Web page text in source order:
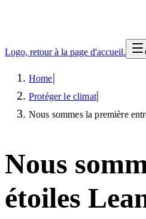
Logo, retour à la page d'accueil.
Home|
Protéger le climat|
Nous sommes la première
Nous
étoiles